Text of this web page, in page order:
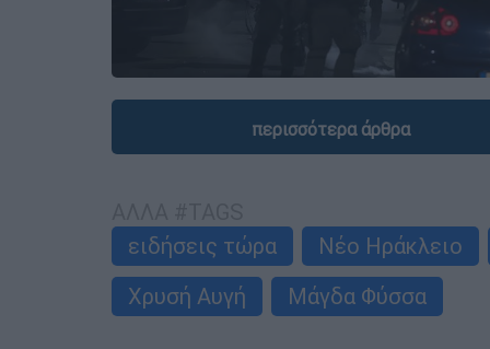
περισσότερα άρθρα
ειδήσεις τώρα
Νέο Ηράκλειο
Χρυσή Αυγή
Μάγδα Φύσσα